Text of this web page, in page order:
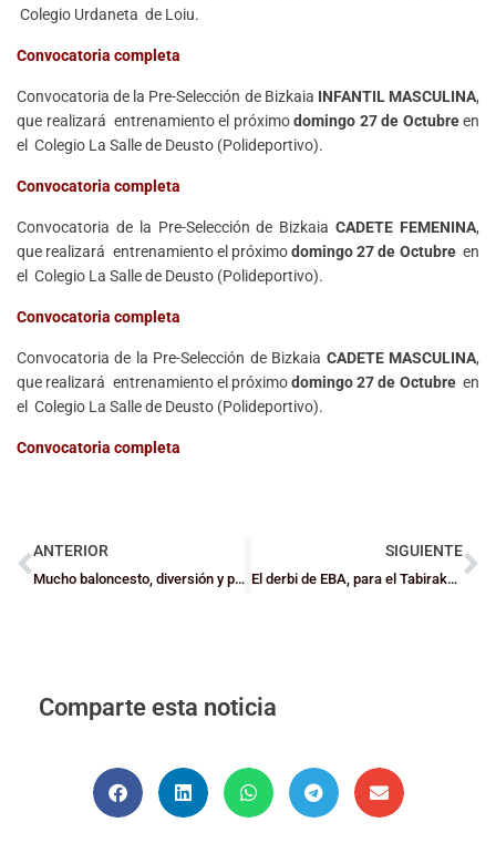
Colegio Urdaneta de Loiu.
Convocatoria completa
Convocatoria de la Pre-Selección de Bizkaia INFANTIL MASCULINA,
que realizará entrenamiento el próximodomingo 27 de Octubre en
el Colegio La Salle de Deusto (Polideportivo).
Convocatoria completa
Convocatoria de la Pre-Selección de BizkaiaCADETE FEMENINA,
que realizará entrenamiento el próximodomingo27de Octubreen
el Colegio La Salle de Deusto (Polideportivo).
Convocatoria completa
Convocatoria de la Pre-Selección de Bizkaia CADETE MASCULINA,
que realizará entrenamiento el próximodomingo 27 de Octubreen
el Colegio La Salle de Deusto (Polideportivo).
Convocatoria completa
ANTERIOR
Mucho baloncesto, diversión y premios en el BBK Up
SIGUIENTE
El derbi de EBA, para el Tabirako Baqué, y RETAbet y GDKO siguen con su buena línea
Comparte esta noticia